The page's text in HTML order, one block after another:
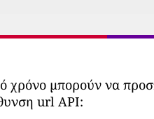
χρόνο μπορούν να
url API: